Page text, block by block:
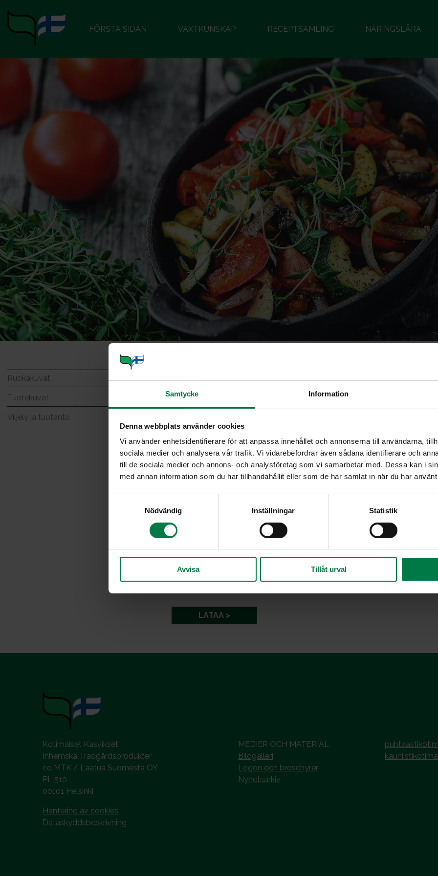
Samtycke Information
Denna webbplats använder cookies
Vi använder enhetsidentifierare för att anpassa innehållet och annonserna till användarna,
sociala medier och analysera vår trafik. Vi vidarebefordrar även sådana identifierare och
till de sociala medier och annons- och analysföretag som vi samarbetar med. Dessa kan i
med annan information som du har tillhandahållit eller som de har samlat in när du har
s
Nödvändig Inställningar Statistik
Avvisa Tillåt urval
FÖRSTA SIDAN VÄXTKUNSKAP RECEPTSAMLING NÄRINGSLÄRA
Ruokakuvat
Tuotekuvat
Viljely ja tuotanto
Parsakaalin sadonkorjuu7
LATAA
Kotimaiset Kasvikset
Inhemska Trädgårdsprodukter
co MTK / Laatua Suomesta OY
PL 510
00101 Helsinki
Hantering av cookies
Dataskyddsbeskrivning
MEDIER OCH MATERIAL
Bildgalleri
Logon och broschyrer
Nyhetsarkiv